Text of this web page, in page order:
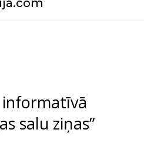
informatīvā
salu ziņas”